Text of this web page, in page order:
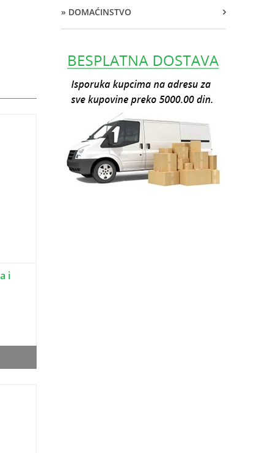
i
» DOMAĆINSTVO